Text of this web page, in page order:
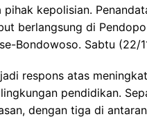
kepolisian.
berlangsung di
Bondowoso. Sabtu (22/
respons atas
pendidikan.
dengan tiga di